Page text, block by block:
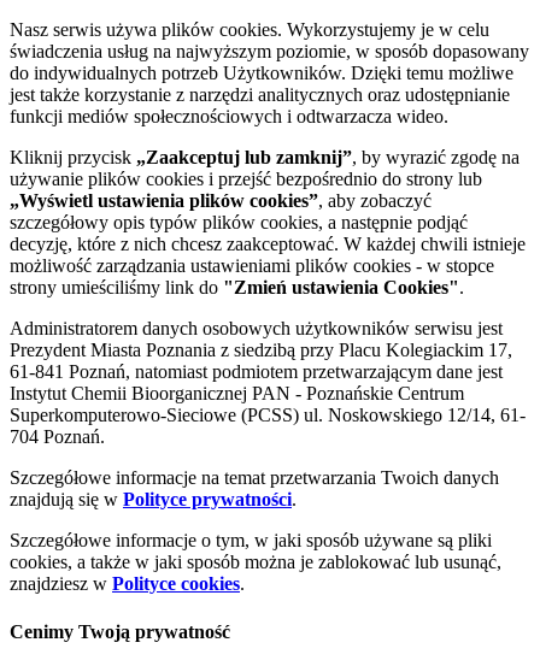
Nasz serwis używa plików cookies. Wykorzystujemy je w celu
świadczenia usług na najwyższym poziomie, w sposób dopasowany
do indywidualnych potrzeb Użytkowników. Dzięki temu możliwe
jest także korzystanie z narzędzi analitycznych oraz udostępnianie
funkcji mediów społecznościowych i odtwarzacza wideo.
Kliknij przycisk „Zaakceptuj lub zamknij”, by wyrazić zgodę na
używanie plików cookies i przejść bezpośrednio do strony lub
„Wyświetl ustawienia plików cookies”, aby zobaczyć
szczegółowy opis typów plików cookies, a następnie podjąć
decyzję, które z nich chcesz zaakceptować. W każdej chwili istnieje
możliwość zarządzania ustawieniami plików cookies - w stopce
strony umieściliśmy link do "Zmień ustawienia Cookies".
Administratorem danych osobowych użytkowników serwisu jest
Prezydent Miasta Poznania z siedzibą przy Placu Kolegiackim 17,
61-841 Poznań, natomiast podmiotem przetwarzającym dane jest
Instytut Chemii Bioorganicznej PAN - Poznańskie Centrum
Superkomputerowo-Sieciowe (PCSS) ul. Noskowskiego 12/14, 61-
704 Poznań.
Szczegółowe informacje na temat przetwarzania Twoich danych
znajdują się w Polityce prywatności.
Szczegółowe informacje o tym, w jaki sposób używane są pliki
cookies, a także w jaki sposób można je zablokować lub usunąć,
znajdziesz w Polityce cookies.
Cenimy Twoją prywatność